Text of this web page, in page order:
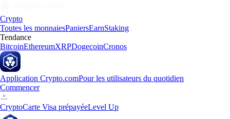
Crypto
Toutes les monnaiesPaniersEarnStaking
Tendance
BitcoinEthereumXRPDogecoinCronos
Application Crypto.comPour les utilisateurs du quotidien
Commencer
CryptoCarte Visa prépayéeLevel Up